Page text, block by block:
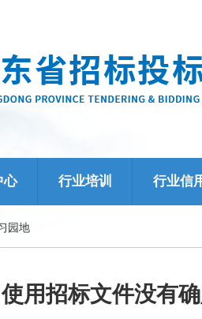
心 行业培训 行业信
园地
使用招标文件没有